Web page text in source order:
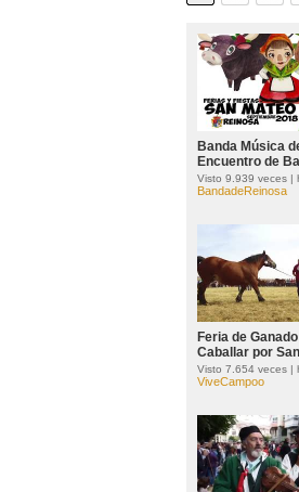
Banda Música
Encuentro de
Visto 9.939 veces |
BandadeReinosa
Feria de
Caballar por
Visto 7.654 veces |
ViveCampoo